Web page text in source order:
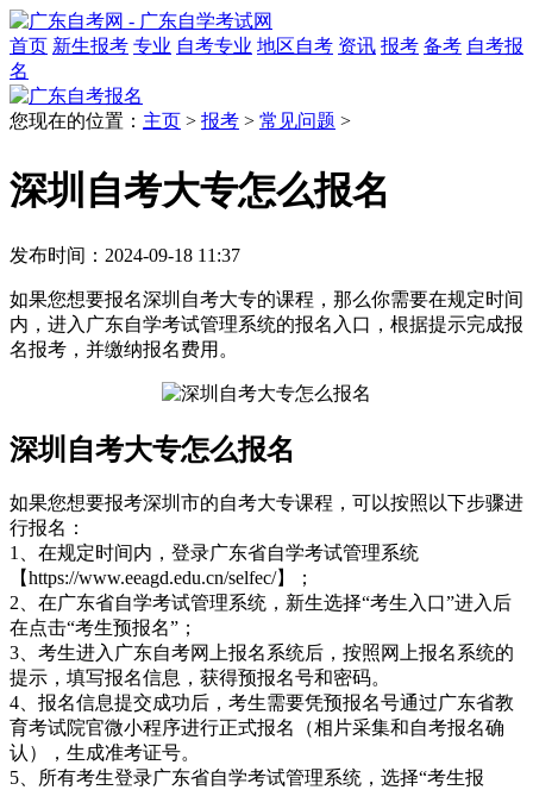
首页 新生报考 专业 自考专业 地区自考 资讯 报考 备考 自考报
名
您现在的位置： 主页 > 报考 > 常见问题 >
深圳自考大专怎么报名
发布时间：2024-09-18 11:37
如果您想要报名深圳自考大专的课程，那么你需要在规定时间
内，进入广东自学考试管理系统的报名入口，根据提示完成报
名报考，并缴纳报名费用。
深圳自考大专怎么报名
如果您想要报考深圳市的自考大专课程，可以按照以下步骤进
行报名：
1、在规定时间内，登录广东省自学考试管理系统
【https://www.eeagd.edu.cn/selfec/】；
2、在广东省自学考试管理系统，新生选择“考生入口”进入后
在点击“考生预报名”；
3、考生进入广东自考网上报名系统后，按照网上报名系统的
提示，填写报名信息，获得预报名号和密码。
4、报名信息提交成功后，考生需要凭预报名号通过广东省教
育考试院官微小程序进行正式报名（相片采集和自考报名确
认），生成准考证号。
5、所有考生登录广东省自学考试管理系统，选择“考生报